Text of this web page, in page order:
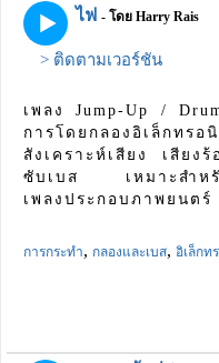
ไฟ - โดย Harry Rais
> ติดตามเวอร์ชัน
เพลง Jump-Up /
การโดยกลองอิเล็ก
สังเคราะห์เสียง เสียง
ซับเบส เหมาะสำหรั
เพลงประกอบภาพยนตร์
การกระทำ, กลองและเบส, อิเล็กท